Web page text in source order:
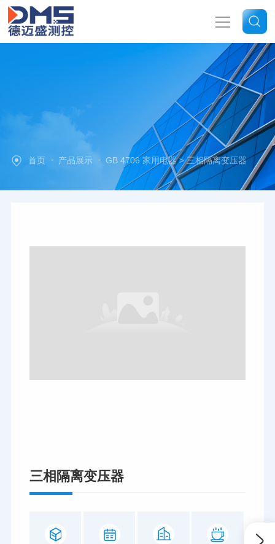
产品中心
新闻中心
联系我们
首页 - 产品展示 - GB 4706 家用电器> 三相隔离变压器
三相隔离变压器